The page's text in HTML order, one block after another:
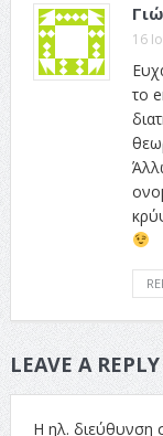
16
το
LEAVE A REPLY
Η ηλ. διεύθυνση